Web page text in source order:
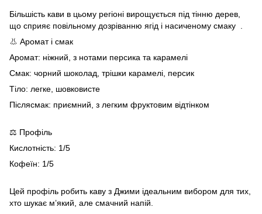
Більшість кави в цьому регіоні вирощується під тінню дерев,
що сприяє повільному дозріванню ягід і насиченому смаку .
👃 Аромат і смак
Аромат: ніжний, з нотами персика та карамелі
Смак: чорний шоколад, трішки карамелі, персик
Тіло: легке, шовковисте
Післясмак: приємний, з легким фруктовим відтінком
⚖️ Профіль
Кислотність: 1/5
Кофеїн: 1/5
Цей профіль робить каву з Джими ідеальним вибором для тих,
хто шукає м’який, але смачний напій.